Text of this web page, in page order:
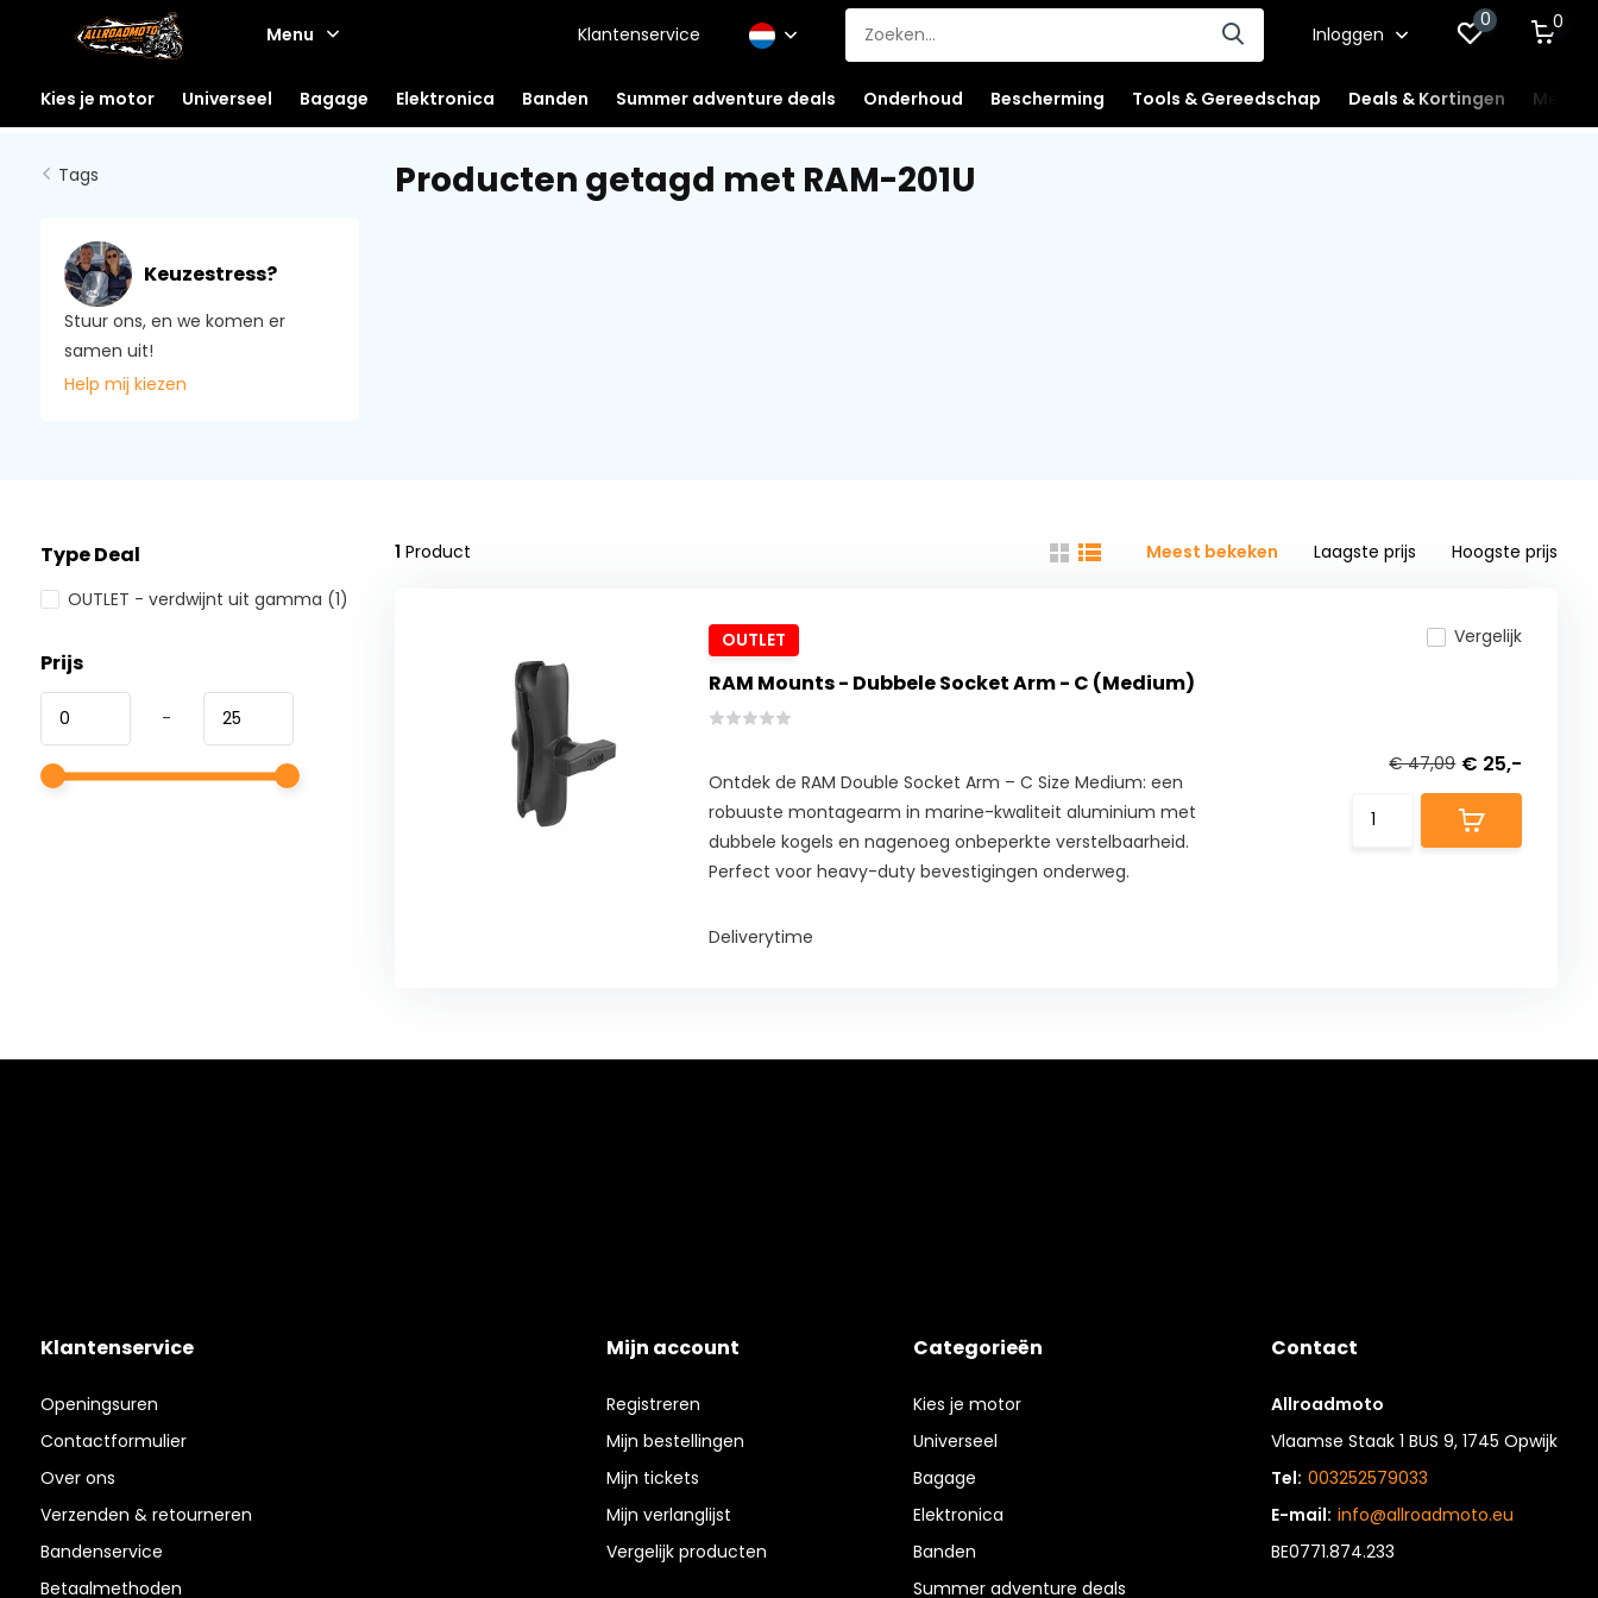
Menu Klantenservice Inloggen
0 0
Kies je motor Universeel Bagage Elektronica Banden Summer adventure deals Onderhoud Bescherming Tools & Gereedschap Deals & Kortingen
Tags
Keuzestress?
Stuur ons, en we komen er
samen uit!
Help mij kiezen
Producten getagd met RAM-201U
Type Deal
OUTLET - verdwijnt uit gamma (1)
Prijs
-
1 Product Meest bekeken Laagste prijs Hoogste prijs
OUTLET
RAM Mounts - Dubbele Socket Arm - C (Medium)
Ontdek de RAM Double Socket Arm – C Size Medium: een
robuuste montagearm in marine-kwaliteit aluminium met
dubbele kogels en nagenoeg onbeperkte verstelbaarheid.
Perfect voor heavy-duty bevestigingen onderweg.
Deliverytime
Vergelijk
€ 47,09 € 25,-
Klantenservice
Openingsuren
Contactformulier
Over ons
Verzenden & retourneren
Bandenservice
Betaalmethoden
Mijn account
Registreren
Mijn bestellingen
Mijn tickets
Mijn verlanglijst
Vergelijk producten
Categorieën
Kies je motor
Universeel
Bagage
Elektronica
Banden
Summer adventure deals
Contact
Allroadmoto
Vlaamse Staak 1 BUS 9, 1745 Opwijk
Tel: 003252579033
E-mail: info@allroadmoto.eu
BE0771.874.233